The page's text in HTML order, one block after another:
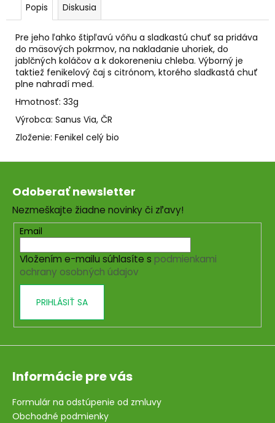
Popis Diskusia
Pre jeho ľahko štipľavú vôňu a sladkastú chuť sa pridáva
do mäsových pokrmov, na nakladanie uhoriek, do
jablčných koláčov a k dokoreneniu chleba. Výborný je
taktiež fenikelový čaj s citrónom, ktorého sladkastá chuť
plne nahradí med.
Hmotnosť: 33g
Výrobca: Sanus Via, ČR
Zloženie: Fenikel celý bio
ú
č
a
m
e
SVIEČKA
NA
ZVEĽADENIE
VÁŠNE
SEXUALITY
Z
Odoberať newsletter
Nezmeškajte žiadne novinky či zľavy!
Email
Vložením e-mailu súhlasíte s podmienkami
ochrany osobných údajov
PRIHLÁSIŤ SA
Informácie pre vás
Formulár na odstúpenie od zmluvy
Obchodné podmienky